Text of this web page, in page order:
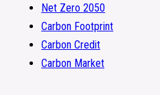
Net Zero 2050
Carbon Footprint
Carbon Credit
Carbon Market